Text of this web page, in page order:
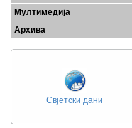
Мултимедија
Архива
Свјетски дани